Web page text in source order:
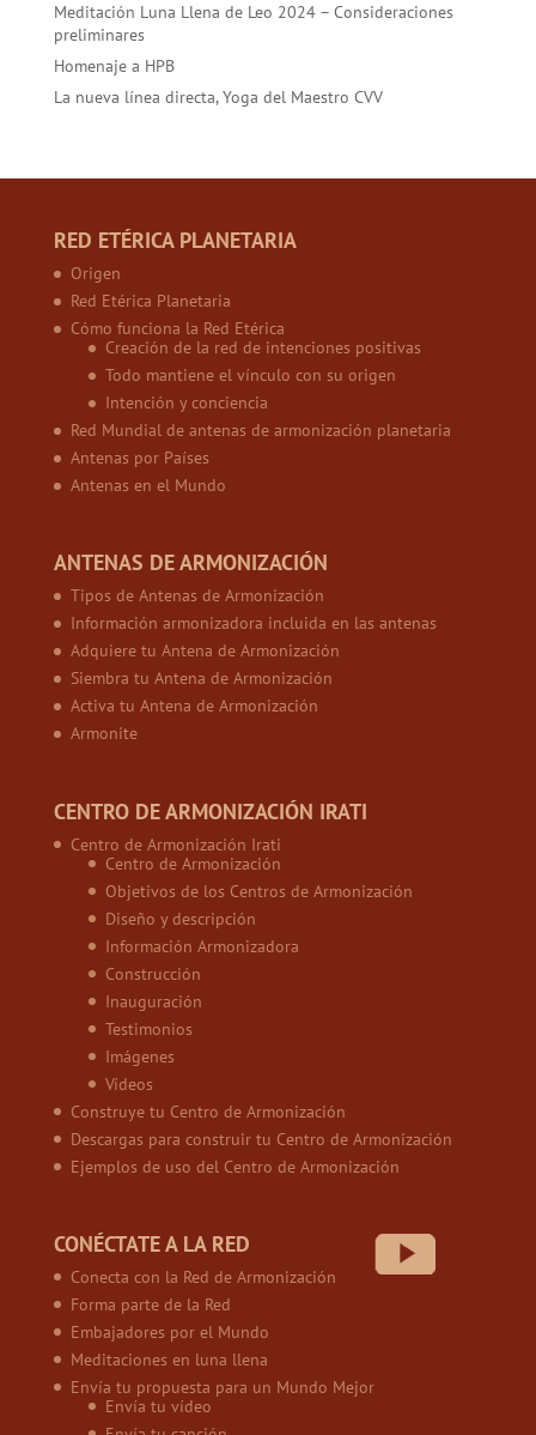
Meditación Luna Llena de Leo 2024 – Consideraciones
preliminares
Homenaje a HPB
La nueva línea directa, Yoga del Maestro CVV
RED ETÉRICA PLANETARIA
Origen
Red Etérica Planetaria
Cómo funciona la Red Etérica
Creación de la red de intenciones positivas
Todo mantiene el vínculo con su origen
Intención y conciencia
Red Mundial de antenas de armonización planetaria
Antenas por Países
Antenas en el Mundo
ANTENAS DE ARMONIZACIÓN
Tipos de Antenas de Armonización
Información armonizadora incluida en las antenas
Adquiere tu Antena de Armonización
Siembra tu Antena de Armonización
Activa tu Antena de Armonización
Armonite
CENTRO DE ARMONIZACIÓN IRATI
Centro de Armonización Irati
Centro de Armonización
Objetivos de los Centros de Armonización
Diseño y descripción
Información Armonizadora
Construcción
Inauguración
Testimonios
Imágenes
Vídeos
Construye tu Centro de Armonización
Descargas para construir tu Centro de Armonización
Ejemplos de uso del Centro de Armonización
CONÉCTATE A LA RED
Conecta con la Red de Armonización
Forma parte de la Red
Embajadores por el Mundo
Meditaciones en luna llena
Envía tu propuesta para un Mundo Mejor
Envía tu vídeo